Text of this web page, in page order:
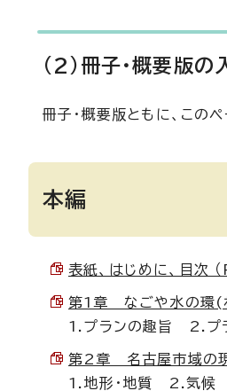
(2)冊子・概要版の
冊子・概要版ともに、この
本編
表紙、はじめに、目次
第1章 なごや水の環(
1.プランの趣旨 2.プ
第2章 名古屋市域の
1.地形・地質 2.気候